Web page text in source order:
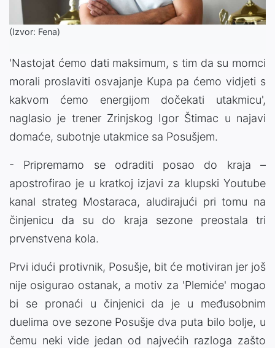
(Izvor: Fena)
'Nastojat ćemo dati maksimum, s tim da su momci
morali proslaviti osvajanje Kupa pa ćemo vidjeti s
kakvom ćemo energijom dočekati utakmicu',
naglasio je trener Zrinjskog Igor Štimac u najavi
domaće, subotnje utakmice sa Posušjem.
- Pripremamo se odraditi posao do kraja –
apostrofirao je u kratkoj izjavi za klupski Youtube
kanal strateg Mostaraca, aludirajući pri tomu na
činjenicu da su do kraja sezone preostala tri
prvenstvena kola.
Prvi idući protivnik, Posušje, bit će motiviran jer još
nije osigurao ostanak, a motiv za 'Plemiće' mogao
bi se pronaći u činjenici da je u međusobnim
duelima ove sezone Posušje dva puta bilo bolje, u
čemu neki vide jedan od najvećih razloga zašto